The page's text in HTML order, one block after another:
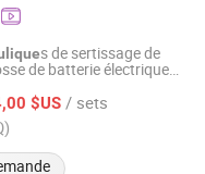
s de sertissage de
de batterie électrique
$US / sets
2025